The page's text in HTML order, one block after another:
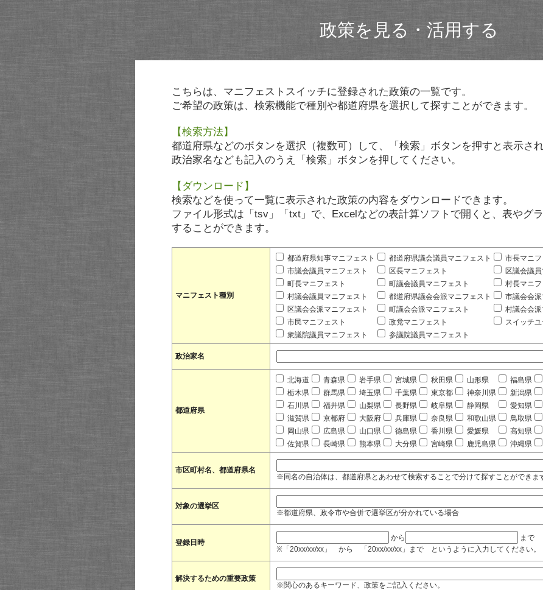
政策を見る・活用する
こちらは、マニフェストスイッチに登録された政策の一覧です。
ご希望の政策は、検索機能で種別や都道府県を選択して探すことができます。
【検索方法】
都道府県などのボタンを選択（複数可）して、「検索」ボタンを押すと表示され
政治家名なども記入のうえ「検索」ボタンを押してください。
【ダウンロード】
検索などを使って一覧に表示された政策の内容をダウンロードできます。
ファイル形式は「tsv」「txt」で、Excelなどの表計算ソフトで開くと、表やグ
することができます。
マニフェスト種別
都道府県知事マニフェスト 都道府県議会議員マニフェスト
市長マニフ
市議会議員マニフェスト
区長マニフェスト
区議会議
町長マニフェスト
町議会議員マニフェスト
村長マニフ
村議会議員マニフェスト
都道府県議会会派マニフェスト
市議会会派
区議会会派マニフェスト
町議会会派マニフェスト
村議会会派
市民マニフェスト
政党マニフェスト
スイッチ
衆議院議員マニフェスト
参議院議員マニフェスト
政治家名
都道府県
北海道 青森県 岩手県 宮城県 秋田県 山形県 福島県
栃木県
群馬県 埼玉県 千葉県 東京都 神奈川県 新潟県
石川県
福井県 山梨県 長野県 岐阜県 静岡県 愛知県
滋賀県
京都府 大阪府 兵庫県 奈良県 和歌山県 鳥取県
岡山県
広島県 山口県 徳島県 香川県 愛媛県 高知県
佐賀県
長崎県 熊本県 大分県 宮崎県 鹿児島県 沖縄県
市区町村名、都道府県名
※同名の自治体は、都道府県とあわせて検索することで分けて探すことができま
対象の選挙区
※都道府県、政令市や合併で選挙区が分かれている場合
登録日時
から
まで
※「20xx/xx/xx」 から 「20xx/xx/xx」まで というように入力してください。
解決するための重要政策
※関心のあるキーワード、政策をご記入ください。